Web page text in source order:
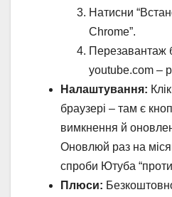
Натисни
Chrome”.
Перезавантаж
youtube.com –
Налаштування:
браузері – там є
вимкнення й
Оновлюй раз на
спроби Ютуба
Плюси: